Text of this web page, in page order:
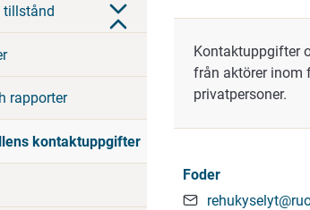
tillstånd
rapporter
kontaktuppgifter
Kontaktuppgifter
från aktörer inom
privatpersoner.
Foder